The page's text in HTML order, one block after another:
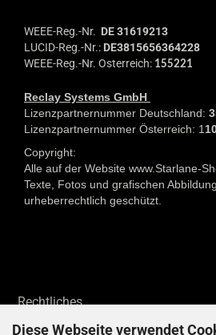
Diese Webseite verwendet
WEEE-Reg.-Nr. DE 31619213
LUCID-Reg.-Nr.: DE3815656364228
WEEE-Reg.-Nr. Osterreich: 155221
Reclay Systems GmbH
Lizenzpartnernummer Deutschland:
Lizenzpartnernummer Österreich: 1
Copyright:
Alle auf der Website www.Starlane-
Texte, Fotos und grafischen
urheberrechtlich geschützt.
Rechtliches